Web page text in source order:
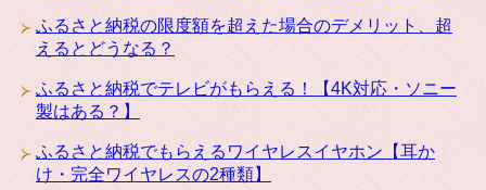
ふるさと納税の限度額を超えた場合のデメリット、超
えるとどうなる？
ふるさと納税でテレビがもらえる！【4K対応・ソニー
製はある？】
ふるさと納税でもらえるワイヤレスイヤホン【耳か
け・完全ワイヤレスの2種類】